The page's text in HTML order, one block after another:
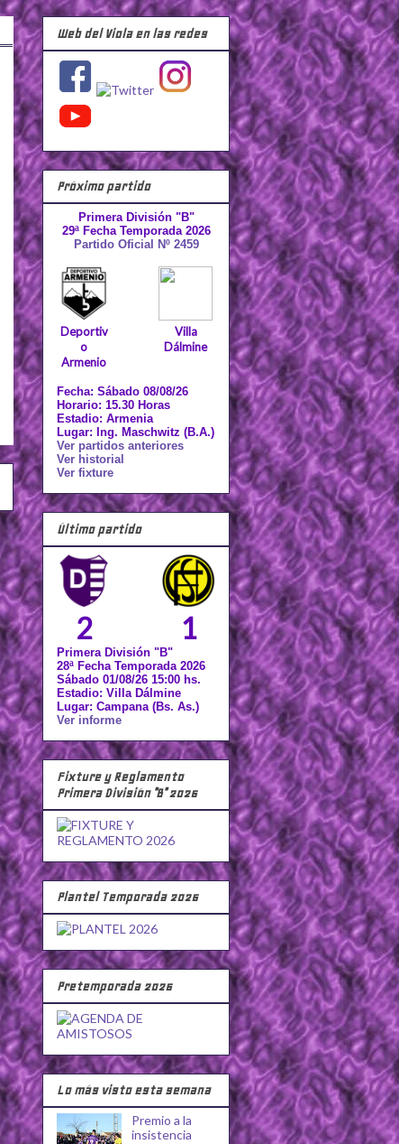
Web del Viola en las redes
Próximo partido
Primera División "B"
29ª Fecha Temporada 2026
Partido Oficial Nº 2459
Deportiv
o
Armenio
Villa
Dálmine
Fecha: Sábado 08/08/26
Horario: 15.30 Horas
Estadio: Armenia
Lugar: Ing. Maschwitz (B.A.)
Ver partidos anteriores
Ver historial
Ver fixture
Último partido
2 1
Primera División "B"
28ª Fecha Temporada 2026
Sábado 01/08/26 15:00 hs.
Estadio: Villa Dálmine
Lugar: Campana (Bs. As.)
Ver informe
Fixture y Reglamento
Primera División "B" 2026
Plantel Temporada 2026
Pretemporada 2026
Lo más visto esta semana
Premio a la
insistencia